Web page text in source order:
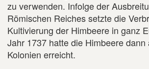
zu verwenden. Infolge der
Römischen Reiches setzte die
Kultivierung der Himbeere in ganz
Jahr 1737 hatte die Himbeere
Kolonien erreicht.